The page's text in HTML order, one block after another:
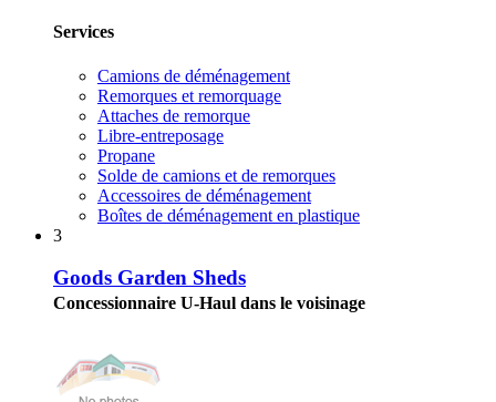
Services
Camions de déménagement
Remorques et remorquage
Attaches de remorque
Libre-entreposage
Propane
Solde de camions et de remorques
Accessoires de déménagement
Boîtes de déménagement en plastique
3
Goods Garden Sheds
Concessionnaire U-Haul dans le voisinage